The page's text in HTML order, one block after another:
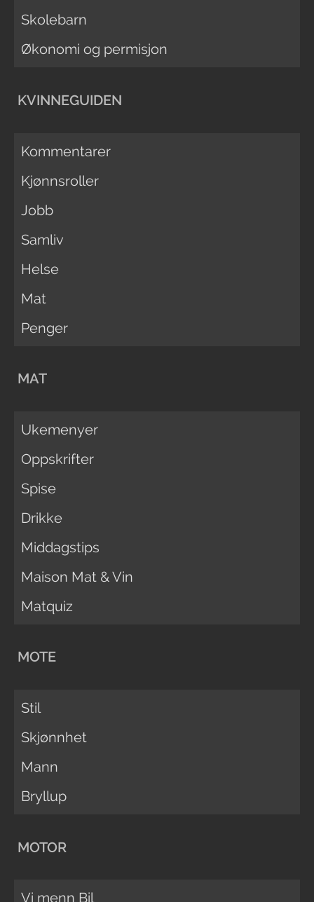
Skolebarn
Økonomi og permisjon
KVINNEGUIDEN
Kommentarer
Kjønnsroller
Jobb
Samliv
Helse
Mat
Penger
MAT
Ukemenyer
Oppskrifter
Spise
Drikke
Middagstips
Maison Mat & Vin
Matquiz
MOTE
Stil
Skjønnhet
Mann
Bryllup
MOTOR
Vi menn Bil